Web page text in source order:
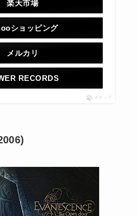
楽天市場
ショッピング
メルカリ
RECORDS
ポチップ